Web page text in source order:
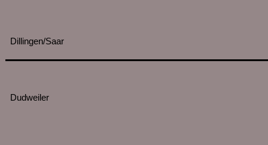
Dillingen/Saar
Dudweiler